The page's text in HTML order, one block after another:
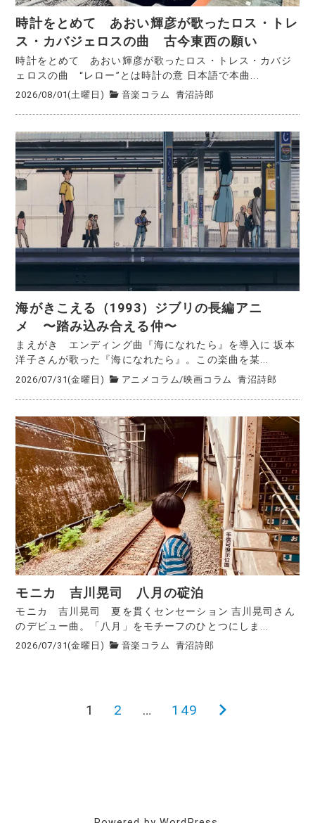
時計をとめて あおい輝彦が歌ったロス・トレ
ス・カバジェロスの曲 古今東西の願い
時計をとめて あおい輝彦が歌ったロス・トレス・カバジ
ェロスの曲 “レロー”とは時計の意 日本語で本曲...
2026/08/01(土曜日) 音楽コラム 青沼詩郎
海がきこえる（1993）ジブリの長編アニ
メ 〜踏み込み合える仲〜
まえがき エンディング曲『海になれたら』を導入に 坂本
洋子さんが歌った『海になれたら』。この楽曲を某...
2026/07/31(金曜日) アニメコラム/映画コラム 青沼詩郎
モニカ 吉川晃司 八月の碇泊
モニカ 吉川晃司 夏を貫くセンセーション 吉川晃司さん
のデビュー曲。「八月」をモチーフのひとつにしま...
2026/07/31(金曜日) 音楽コラム 青沼詩郎
1 2 … 149
次